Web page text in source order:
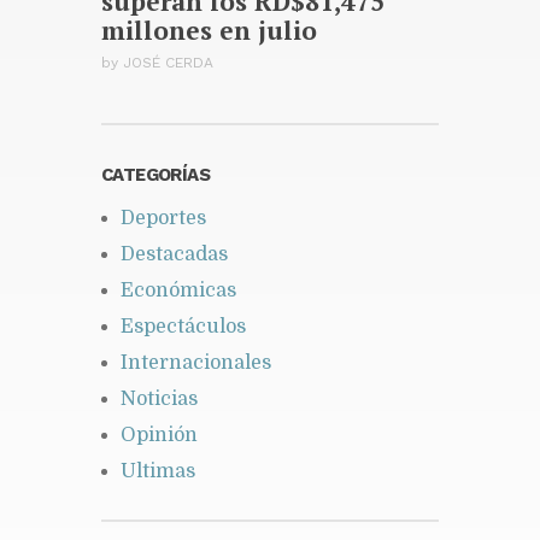
millones en julio
by JOSÉ CERDA
CATEGORÍAS
Deportes
Destacadas
Económicas
Espectáculos
Internacionales
Noticias
Opinión
Ultimas